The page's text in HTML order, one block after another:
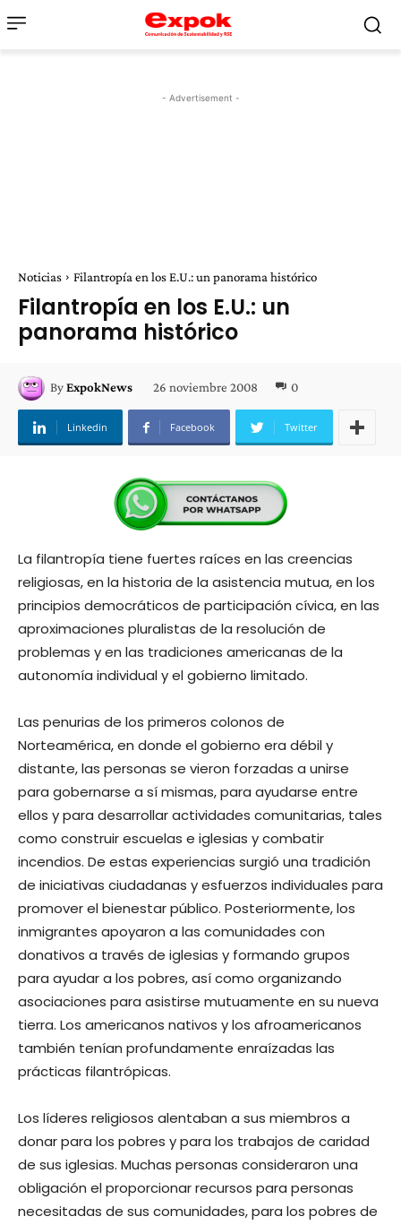
- Advertisement -
Noticias Filantropía en los E.U.: un panorama histórico
Filantropía en los E.U.: un
panorama histórico
ByExpokNews 26 noviembre 2008 0
Linkedin Facebook Twitter
La filantropía tiene fuertes raíces en las creencias
religiosas, en la historia de la asistencia mutua, en los
principios democráticos de participación cívica, en las
aproximaciones pluralistas de la resolución de
problemas y en las tradiciones americanas de la
autonomía individual y el gobierno limitado.
Las penurias de los primeros colonos de
Norteamérica, en donde el gobierno era débil y
distante, las personas se vieron forzadas a unirse
para gobernarse a sí mismas, para ayudarse entre
ellos y para desarrollar actividades comunitarias, tales
como construir escuelas e iglesias y combatir
incendios. De estas experiencias surgió una tradición
de iniciativas ciudadanas y esfuerzos individuales para
promover el bienestar público. Posteriormente, los
inmigrantes apoyaron a las comunidades con
donativos a través de iglesias y formando grupos
para ayudar a los pobres, así como organizando
asociaciones para asistirse mutuamente en su nueva
tierra. Los americanos nativos y los afroamericanos
también tenían profundamente enraízadas las
prácticas filantrópicas.
Los líderes religiosos alentaban a sus miembros a
donar para los pobres y para los trabajos de caridad
de sus iglesias. Muchas personas consideraron una
obligación el proporcionar recursos para personas
necesitadas de sus comunidades, para los pobres de